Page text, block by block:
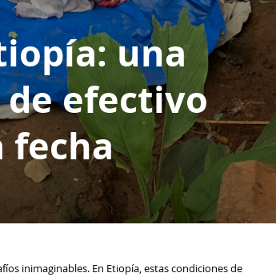
una
efectivo
fecha
inimaginables. En Etiopía, estas condiciones de